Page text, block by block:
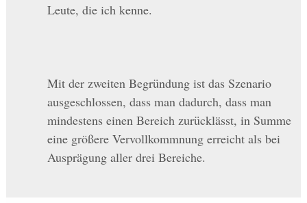
Leute, die ich kenne.
Mit der zweiten Begründung ist das Szenario
ausgeschlossen, dass man dadurch, dass man
mindestens einen Bereich zurücklässt, in Summe
eine größere Vervollkommnung erreicht als bei
Ausprägung aller drei Bereiche.